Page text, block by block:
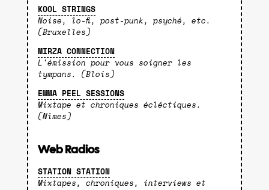
KOOL STRINGS
Noise, lo-fi, post-punk, psyché, etc.
(Bruxelles)
MIRZA CONNECTION
L'émission pour vous soigner les
tympans. (Blois)
EMMA PEEL SESSIONS
Mixtape et chroniques écléctiques.
(Nîmes)
Web Radios
STATION STATION
Mixtapes, chroniques, interviews et